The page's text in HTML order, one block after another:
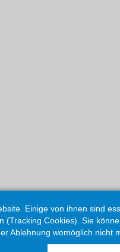
Einige von ihnen sind
(Tracking Cookies). Sie
Ablehnung womöglich nicht